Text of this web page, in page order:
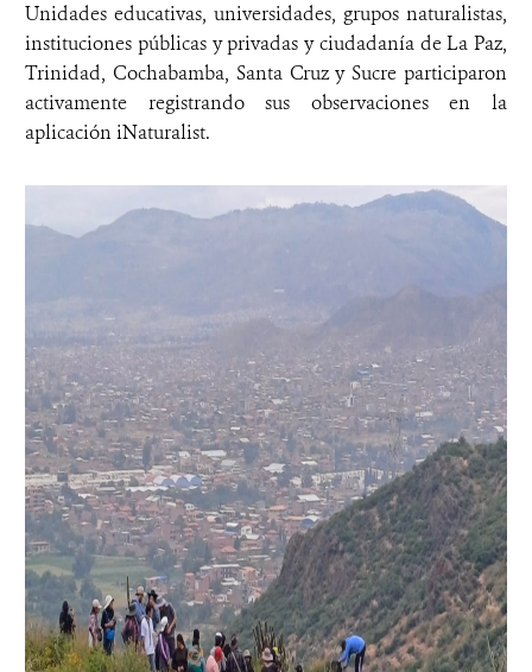
Unidades educativas, universidades, grupos naturalistas,
instituciones públicas y privadas y ciudadanía de La Paz,
Trinidad, Cochabamba, Santa Cruz y Sucre participaron
activamente registrando sus observaciones en la
aplicación iNaturalist.